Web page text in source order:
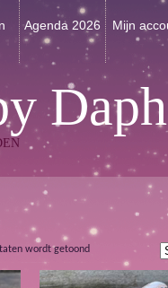
Agenda 2026 Mijn
wordt getoond Gesorteerd
nieuwste